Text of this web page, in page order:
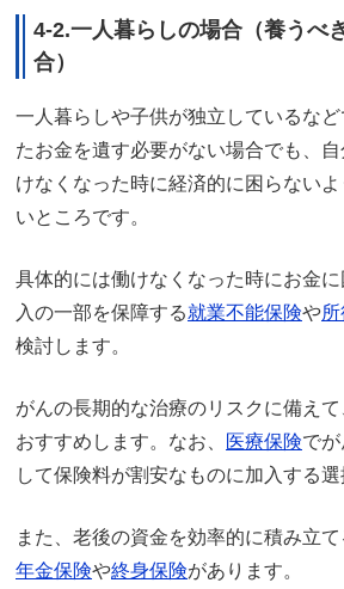
4-2.一人暮らしの場合（養うべ
合）
一人暮らしや子供が独立しているな
たお金を遺す必要がない場合でも、
けなくなった時に経済的に困らない
いところです。
具体的には働けなくなった時にお金
入の一部を保障する就業不能保険や
検討します。
がんの長期的な治療のリスクに備えて
おすすめします。なお、
医療保険で
して保険料が割安なものに加入する選
また、老後の資金を効率的に積み立て
年金保険や終身保険があります。